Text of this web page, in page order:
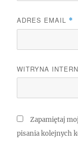
ADRES EMAIL *
WITRYNA
Zapamiętaj
pisania kolejnych